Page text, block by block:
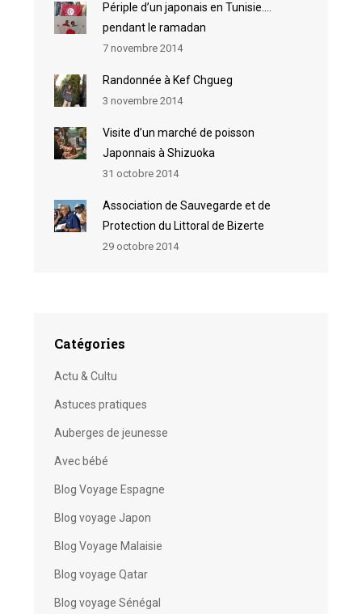
Périple d’un japonais en Tunisie….
pendant le ramadan
7 novembre 2014
Randonnée à Kef Chgueg
3 novembre 2014
Visite d’un marché de poisson
Japonnais à Shizuoka
31 octobre 2014
Association de Sauvegarde et de
Protection du Littoral de Bizerte
29 octobre 2014
Catégories
Actu & Cultu
Astuces pratiques
Auberges de jeunesse
Avec bébé
Blog Voyage Espagne
Blog voyage Japon
Blog Voyage Malaisie
Blog voyage Qatar
Blog voyage Sénégal